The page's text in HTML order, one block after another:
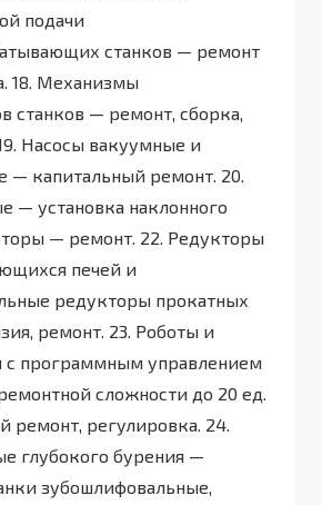
подачи
станков — ремонт
18. Механизмы
станков — ремонт, сборка,
Насосы вакуумные и
— капитальный ремонт. 20.
— установка наклонного
— ремонт. 22. Редукторы
печей и
редукторы прокатных
ремонт. 23. Роботы и
с программным управлением
сложности до 20 ед.
ремонт, регулировка. 24.
глубокого бурения —
зубошлифовальные,